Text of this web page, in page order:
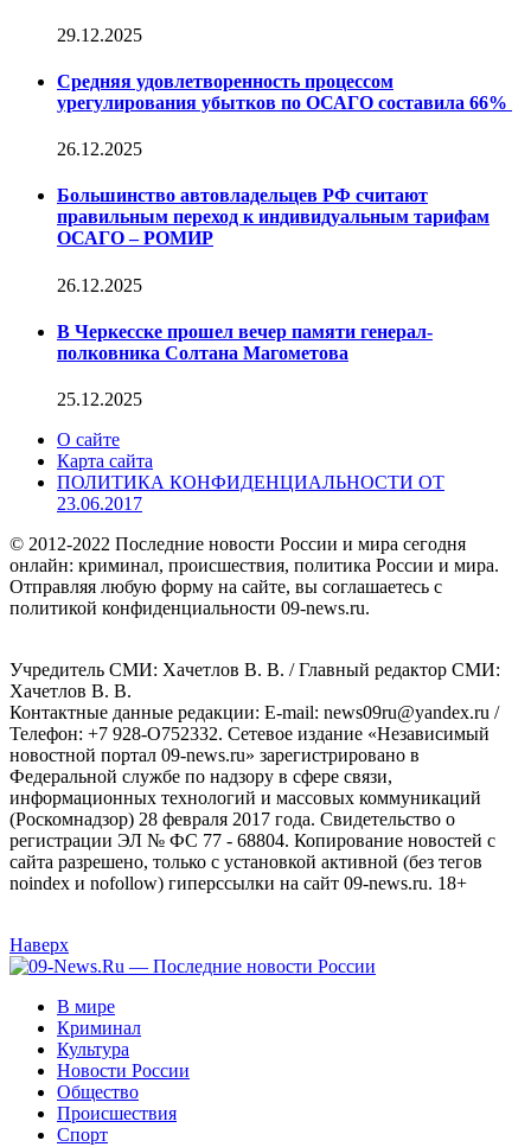
29.12.2025
Средняя удовлетворенность процессом
урегулирования убытков по ОСАГО составила 66%
26.12.2025
Большинство автовладельцев РФ считают
правильным переход к индивидуальным тарифам
ОСАГО – РОМИР
26.12.2025
В Черкесске прошел вечер памяти генерал-
полковника Солтана Магометова
25.12.2025
О сайте
Карта сайта
ПОЛИТИКА КОНФИДЕНЦИАЛЬНОСТИ ОТ
23.06.2017
© 2012-2022 Последние новости России и мира сегодня
онлайн: криминал, происшествия, политика России и мира.
Отправляя любую форму на сайте, вы соглашаетесь с
политикой конфиденциальности 09-news.ru.
Учредитель СМИ: Хaчeтлoв B. B. / Главный редактор СМИ:
Хaчeтлoв B. B.
Контактные данные редакции: E-mail: news09ru@yandex.ru /
Телефон: +7 928-O752332. Сетевое издание «Независимый
новостной портал 09-news.ru» зарегистрировано в
Федеральной службе по надзору в сфере связи,
информационных технологий и массовых коммуникаций
(Роскомнадзор) 28 февраля 2017 года. Свидетельство о
регистрации ЭЛ № ФС 77 - 68804. Копирование новостей с
сайта разрешено, только с установкой активной (без тегов
noindex и nofollow) гиперссылки на сайт 09-news.ru. 18+
Наверх
В мире
Криминал
Культура
Новости России
Общество
Происшествия
Спорт